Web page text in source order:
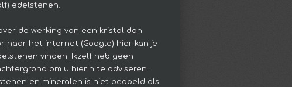
edelstenen.
de werking van een kristal dan
naar het internet (Google) hier kan je
vinden. Ikzelf heb geen
om u hierin te adviseren.
en mineralen is niet bedoeld als